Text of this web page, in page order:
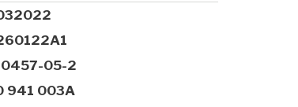
05-2
941 003A